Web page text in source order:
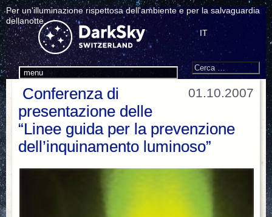
Per un'illuminazione rispettosa dell'ambiente e per la salvaguardia
dellanotte.
menu
IT
Search
Cerca:
01.10.2007
Conferenza di
presentazione delle
“Linee guida per la prevenzione
dell’inquinamento luminoso”